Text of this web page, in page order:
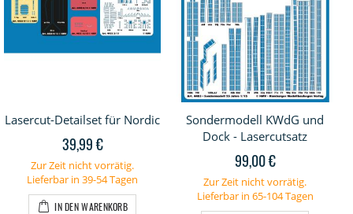
Lasercut-Detailset für Nordic
39,99 €
Zur Zeit nicht vorrätig.
Lieferbar in 39-54 Tagen
IN DEN WARENKORB
Sondermodell KWdG und
Dock - Lasercutsatz
99,00 €
Zur Zeit nicht vorrätig.
Lieferbar in 65-104 Tagen